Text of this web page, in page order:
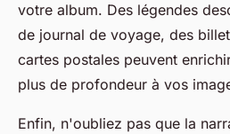
votre album. Des légendes
de journal de voyage, des
cartes postales peuvent
plus de profondeur à vos
Enfin, n'oubliez pas que la